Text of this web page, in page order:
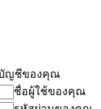
บัญชีของคุณ
ชื่อผู้ใช้ของคุณ